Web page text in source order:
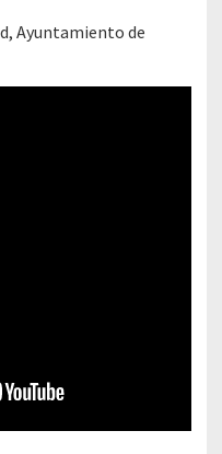
Ayuntamiento de